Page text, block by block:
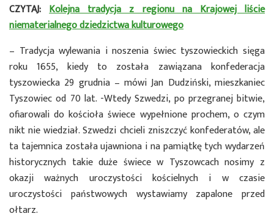
CZYTAJ:Kolejna tradycja z regionu na Krajowej liście
niematerialnego dziedzictwa kulturowego
– Tradycja wylewania i noszenia świec tyszowieckich sięga
roku 1655, kiedy to została zawiązana konfederacja
tyszowiecka 29 grudnia – mówi Jan Dudziński, mieszkaniec
Tyszowiec od 70 lat. -Wtedy Szwedzi, po przegranej bitwie,
ofiarowali do kościoła świece wypełnione prochem, o czym
nikt nie wiedział. Szwedzi chcieli zniszczyć konfederatów, ale
ta tajemnica została ujawniona i na pamiątkę tych wydarzeń
historycznych takie duże świece w Tyszowcach nosimy z
okazji ważnych uroczystości kościelnych i w czasie
uroczystości państwowych wystawiamy zapalone przed
ołtarz.